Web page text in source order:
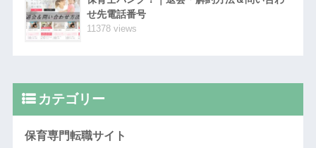
せ先電話番号
11378 views
カテゴリー
保育専門転職サイト